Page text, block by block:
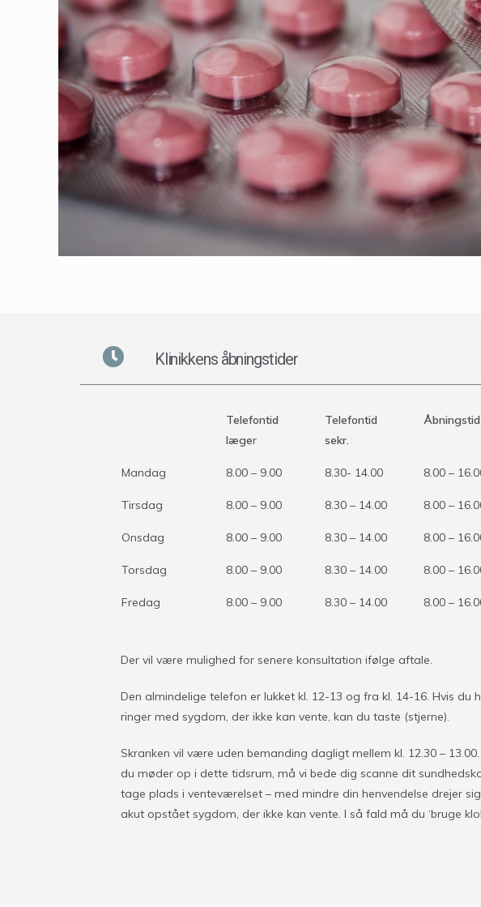
Klinikkens åbningstider
Telefontid
læger
Telefontid
sekr.
Åbningstid
Mandag 8.00 – 9.00 8.30- 14.00 8.00 –
Tirsdag 8.00 – 9.00 8.30 – 14.00 8.00 –
Onsdag 8.00 – 9.00 8.30 – 14.00 8.00 –
Torsdag 8.00 – 9.00 8.30 – 14.00 8.00 –
Fredag 8.00 – 9.00 8.30 – 14.00 8.00 –
Der vil være mulighed for senere konsultation ifølge aftale.
Den almindelige telefon er lukket kl. 12-13 og fra kl. 14-16. Hvis du
ringer med sygdom, der ikke kan vente, kan du taste (stjerne).
Skranken vil være uden bemanding dagligt mellem kl. 12.30 – 13.00.
du møder op i dette tidsrum, må vi bede dig scanne dit
tage plads i venteværelset – med mindre din henvendelse drejer
akut opstået sygdom, der ikke kan vente. I så fald må du ‘bruge